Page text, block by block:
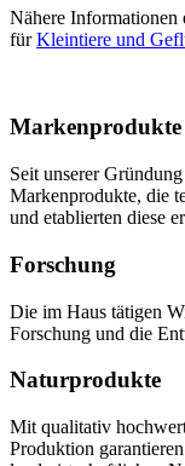
Nähere Informationen
fürKleintiere und
Markenprodukte
Seit unserer
Markenprodukte, die
und etablierten diese
Forschung
Die im Haus tätigen
Forschung und die
Naturprodukte
Mit qualitativ
Produktion